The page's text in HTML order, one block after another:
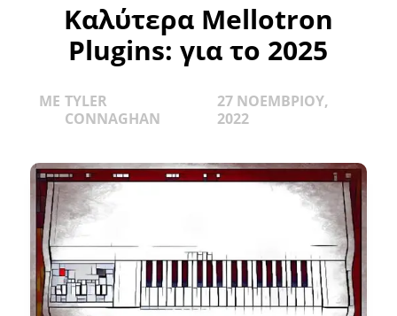
Καλύτερα Mellotron
Plugins: για το 2025
ΜΕ TYLER
CONNAGHAN
27 ΝΟΕΜΒΡΊΟΥ,
2022